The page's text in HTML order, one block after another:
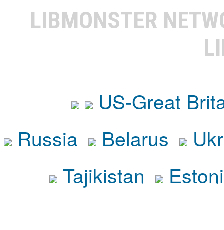
LIBMONSTER
US-Great
Russia
Belarus
Tajikistan